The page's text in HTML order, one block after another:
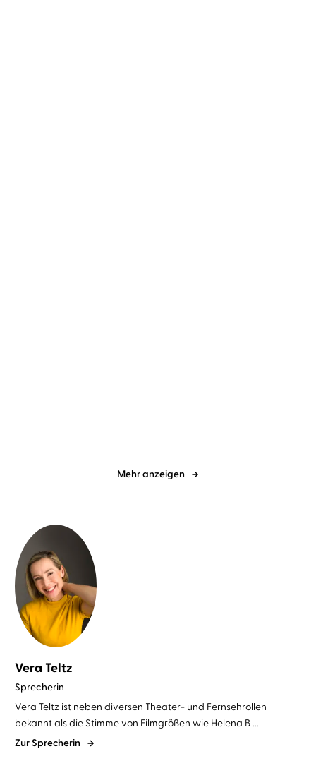
Mehr anzeigen
Vera Teltz
Sprecherin
Vera Teltz ist neben diversen Theater- und Fernsehrollen
bekannt als die Stimme von Filmgrößen wie Helena B ...
Zur Sprecherin